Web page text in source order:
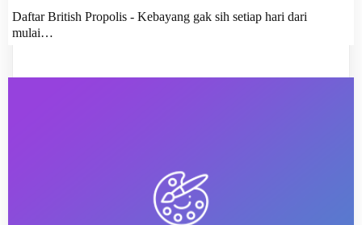
Daftar British Propolis - Kebayang gak sih setiap hari dari
mulai…